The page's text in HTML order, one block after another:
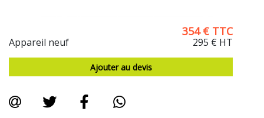
Appareil neuf
354 € TTC
295 € HT
Ajouter au devis